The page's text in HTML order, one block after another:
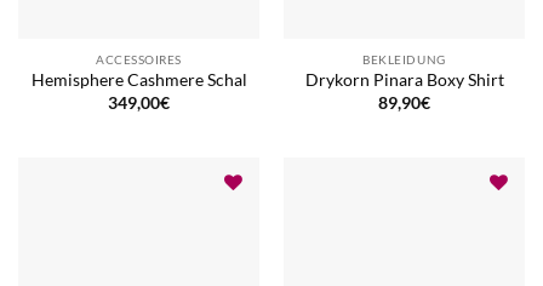
ACCESSOIRES
Hemisphere Cashmere Schal
349,00€
BEKLEIDUNG
Drykorn Pinara Boxy Shirt
89,90€